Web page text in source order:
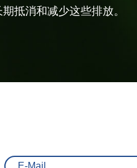
抵消和减少这些排放。